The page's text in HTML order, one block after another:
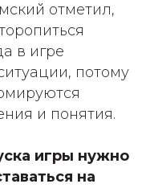
отметил,
в игре
потому
и понятия.
игры нужно
на